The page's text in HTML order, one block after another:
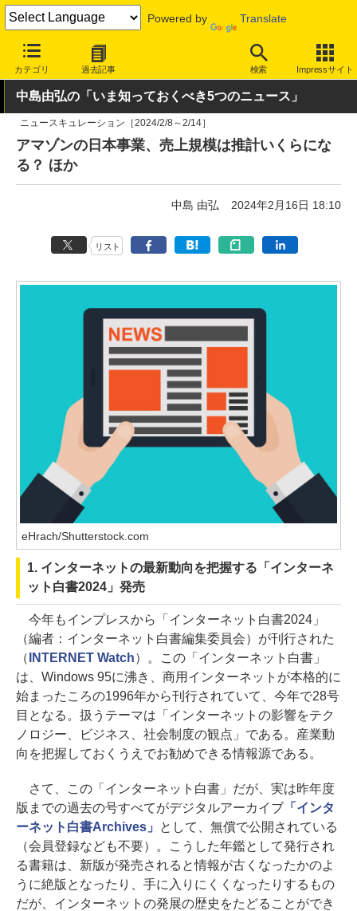
Powered by Translate
カテゴリ 過去記事 検索 Impressサイト
INTERNET Watch トピック その他
中島由弘の「いま知っておくべき5つのニュース」
ニュースキュレーション［2024/2/8～2/14］
アマゾンの日本事業、売上規模は推計いくらにな
る？ ほか
中島 由弘 2024年2月16日 18:10
リスト
eHrach/Shutterstock.com
1. インターネットの最新動向を把握する「インターネ
ット白書2024」発売
今年もインプレスから「インターネット白書2024」
（編者：インターネット白書編集委員会）が刊行された
（ INTERNET Watch）。この「インターネット白書」
は、Windows 95に沸き、商用インターネットが本格的に
始まったころの1996年から刊行されていて、今年で28号
目となる。扱うテーマは「インターネットの影響をテク
ノロジー、ビジネス、社会制度の観点」である。産業動
向を把握しておくうえでお勧めできる情報源である。
さて、この「インターネット白書」だが、実は昨年度
版までの過去の号すべてがデジタルアーカイブ「インタ
ーネット白書Archives」
として、無償で公開されている
（会員登録なども不要）。こうした年鑑として発行され
る書籍は、新版が発売されると情報が古くなったかのよ
うに絶版となったり、手に入りにくくなったりするもの
だが、インターネットの発展の歴史をたどることができ